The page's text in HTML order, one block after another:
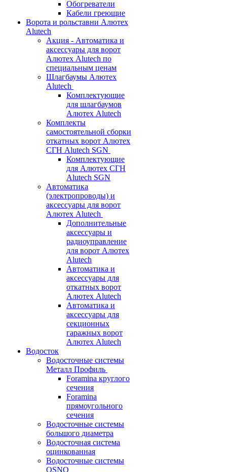
Обогреватели
Кабели греющие
Ворота и рольставни Алютех
Alutech
Акция - Автоматика и
аксессуары для ворот
Алютех Alutech по
специальным ценам
Шлагбаумы Алютех
Alutech
Комплектующие
для шлагбаумов
Алютех Alutech
Комплекты
самостоятельной сборки
откатных ворот Алютех
СГН Alutech SGN
Комплектующие
для Алютех СГН
Alutech SGN
Автоматика
(электропроводы) и
аксессуары для ворот
Алютех Alutech
Дополнительные
аксессуары и
радиоуправление
для ворот Алютех
Alutech
Автоматика и
аксессуары для
откатных ворот
Алютех Alutech
Автоматика и
аксессуары для
секционных
гаражных ворот
Алютех Alutech
Водосток
Водосточные системы
Металл Профиль
Foramina круглого
сечения
Foramina
прямоугольного
сечения
Водосточные системы
большого диаметра
Водосточная система
оцинкованная
Водосточные системы
OSNO